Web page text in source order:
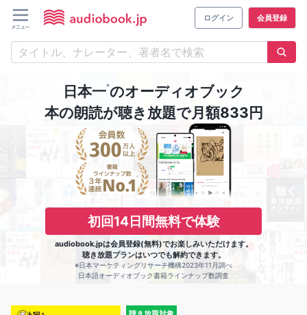
ログイン 会員登録
日本一※のオーディオブック
本の朗読が聴き放題で月額833円
初回14日間無料で体験
audiobook.jpは会員登録(無料)でお楽しみいただけます。
聴き放題プランはいつでも解約できます。
※日本マーケティングリサーチ機構2023年11月調べ
日本語オーディオブック書籍ラインナップ数調査